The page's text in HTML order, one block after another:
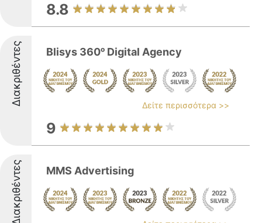
8.8
Διακριθέντες Blisys 360ᵒ Digital Agency
Δείτε περισσότερα >>
9
Διακριθέντες MMS Advertising